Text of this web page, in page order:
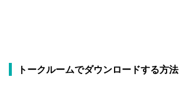
トークルームでダウンロードする方法